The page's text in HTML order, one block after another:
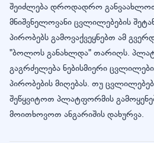
შეიძლება დროდადრო
მნიშვნელოვანი ცვლილებების
პირობებს გამოვაქვეყნებთ ამ
"ბოლოს განახლდა" თარიღს.
გაგრძელება ნებისმიერი
პირობების მიღებას. თუ
შეწყვიტოთ პლატფორმის
მოითხოვოთ ანგარიშის დახურვა.